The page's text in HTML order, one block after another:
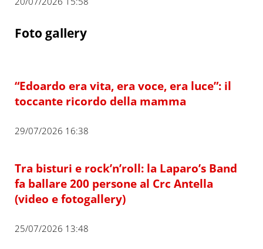
Foto gallery
“Edoardo era vita, era voce, era luce”: il
toccante ricordo della mamma
29/07/2026 16:38
Tra bisturi e rock’n’roll: la Laparo’s Band
fa ballare 200 persone al Crc Antella
(video e fotogallery)
25/07/2026 13:48